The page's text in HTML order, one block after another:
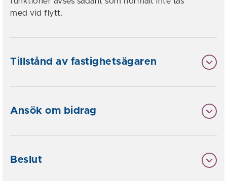
med vid flytt.
Tillstånd av fastighetsägaren
Ansök om bidrag
Beslut